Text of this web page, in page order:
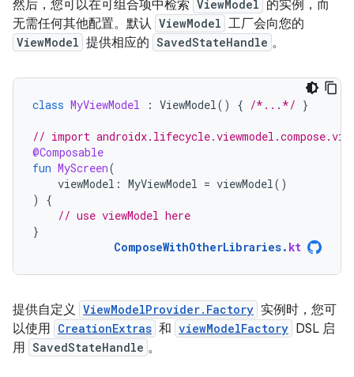
然后，您可以在可组合项中检索 ViewModel 的实例，而
无需任何其他配置。默认 ViewModel 工厂会向您的
ViewModel 提供相应的 SavedStateHandle 。
class MyViewModel : ViewModel() { /*...*/ }
// import
@Composable
fun MyScreen(
viewModel : MyViewModel = viewModel()
)
{
// use viewModel here
}
ComposeWithOtherLibraries. kt
提供自定义 ViewModelProvider.Factory 实例时，您可
以使用 CreationExtras 和 viewModelFactory DSL 启
用 SavedStateHandle 。